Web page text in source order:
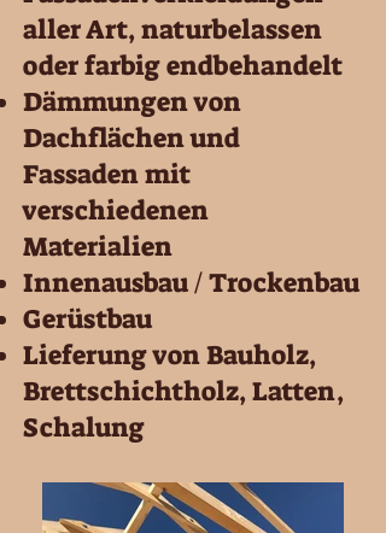
aller Art, naturbelassen
oder farbig endbehandelt
Dämmungen von
Dachflächen und
Fassaden mit
verschiedenen
Materialien
Innenausbau / Trockenbau
Gerüstbau
Lieferung von Bauholz,
Brettschichtholz, Latten,
Schalung​